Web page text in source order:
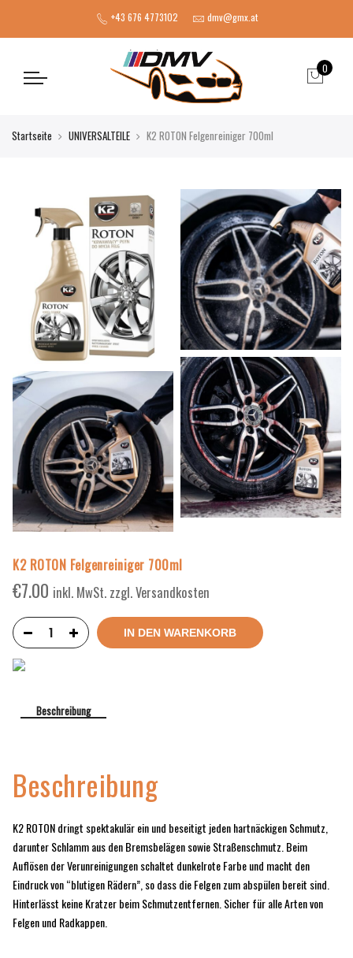
+43 676 4773102 dmv@gmx.at
0
Startseite UNIVERSALTEILE K2 ROTON Felgenreiniger 700ml
K2 ROTON Felgenreiniger 700ml
€7.00 inkl. MwSt. zzgl. Versandkosten
IN DEN WARENKORB
Beschreibung
Beschreibung
K2 ROTON dringt spektakulär ein und beseitigt jeden hartnäckigen Schmutz,
darunter Schlamm aus den Bremsbelägen sowie Straßenschmutz. Beim
Auflösen der Verunreinigungen schaltet dunkelrote Farbe und macht den
Eindruck von “blutigen Rädern”, so dass die Felgen zum abspülen bereit sind.
Hinterlässt keine Kratzer beim Schmutzentfernen. Sicher für alle Arten von
Felgen und Radkappen.